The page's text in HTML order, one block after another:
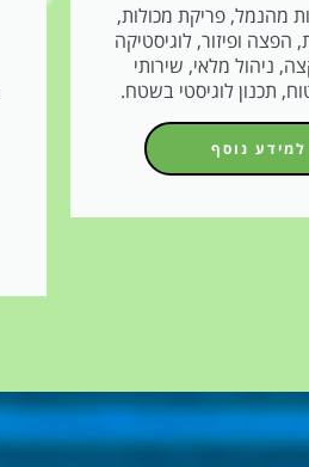
מהנמל, פריקת מכולות,
הפצה ופיזור, לוגיסטיקה
ניהול מלאי, שירותי
תכנון לוגיסטי בשטח.
למידע נוסף